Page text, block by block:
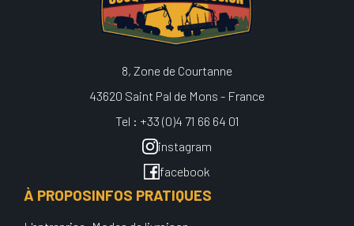
8, Zone de Courtanne
43620 Saint Pal de Mons - France
Tel : +33 (0)4 71 66 64 01
instagram
facebook
À PROPOSINFOS PRATIQUES